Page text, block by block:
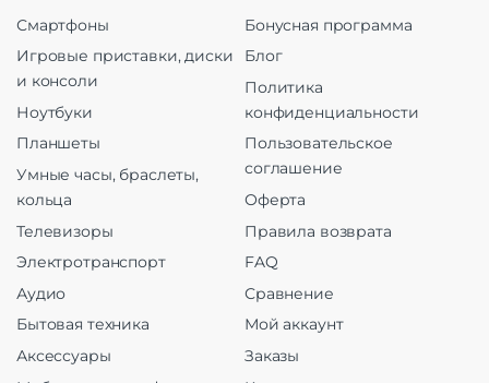
Смартфоны
Игровые приставки, диски
и консоли
Ноутбуки
Планшеты
Умные часы, браслеты,
кольца
Телевизоры
Электротранспорт
Аудио
Бытовая техника
Аксессуары
Бонусная программа
Блог
Политика
конфиденциальности
Пользовательское
соглашение
Оферта
Правила возврата
FAQ
Сравнение
Мой аккаунт
Заказы